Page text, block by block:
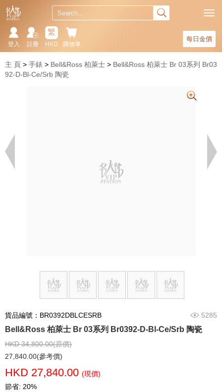
每日金價
購物車
繁
HKD
註冊
登入
主 頁 手錶 Bell&Ross 柏萊士
Bell&Ross 柏萊士 Br 03系列 Br03
92-D-Bl-Ce/Srb 陶瓷
貨品編號：BR0392DBLCESRB 5285
Bell&Ross 柏萊士 Br 03系列 Br0392-D-Bl-Ce/Srb 陶瓷
HKD 34,800.00(原價)
27,840.00(參考價)
HKD 27,840.00 (現價)
節省: 20%